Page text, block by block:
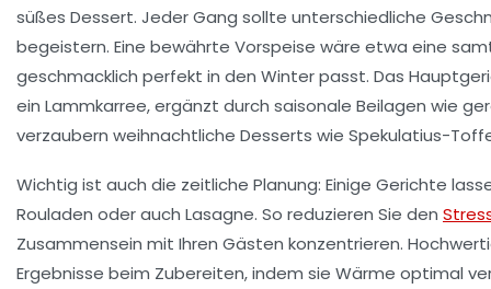
süßes Dessert. Jeder Gang sollte unterschiedliche
begeistern. Eine bewährte Vorspeise wäre etwa eine
geschmacklich perfekt in den Winter passt. Das
ein Lammkarree, ergänzt durch saisonale Beilagen wie
verzaubern weihnachtliche Desserts wie Spekulatius-
Wichtig ist auch die zeitliche Planung: Einige Gerichte
Rouladen oder auch Lasagne. So reduzieren Sie den
Zusammensein mit Ihren Gästen konzentrieren.
Ergebnisse beim Zubereiten, indem sie Wärme optimal